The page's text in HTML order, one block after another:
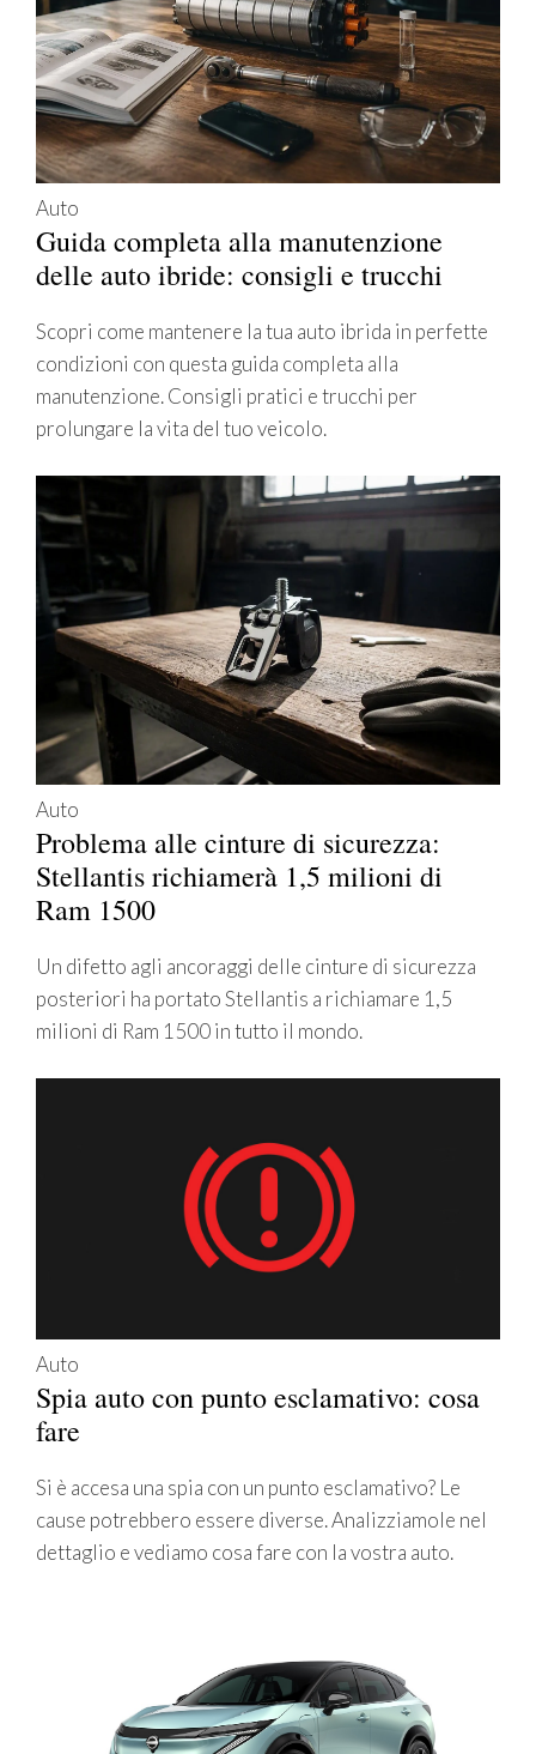
Auto
Guida completa alla manutenzione
delle auto ibride: consigli e trucchi
Scopri come mantenere la tua auto ibrida in perfette
condizioni con questa guida completa alla
manutenzione. Consigli pratici e trucchi per
prolungare la vita del tuo veicolo.
Auto
Problema alle cinture di sicurezza:
Stellantis richiamerà 1,5 milioni di
Ram 1500
Un difetto agli ancoraggi delle cinture di sicurezza
posteriori ha portato Stellantis a richiamare 1,5
milioni di Ram 1500 in tutto il mondo.
Auto
Spia auto con punto esclamativo: cosa
fare
Si è accesa una spia con un punto esclamativo? Le
cause potrebbero essere diverse. Analizziamole nel
dettaglio e vediamo cosa fare con la vostra auto.